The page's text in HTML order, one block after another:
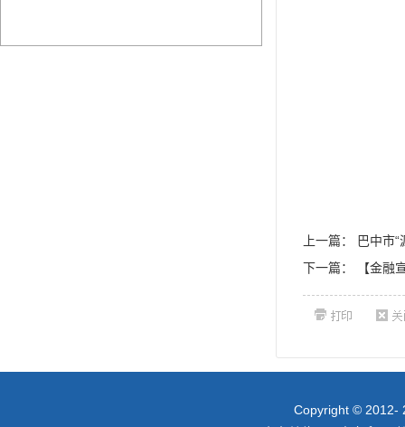
上一篇：
巴中市
下一篇：
【金
Copyright © 2012-